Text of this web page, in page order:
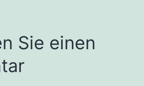
Sie einen